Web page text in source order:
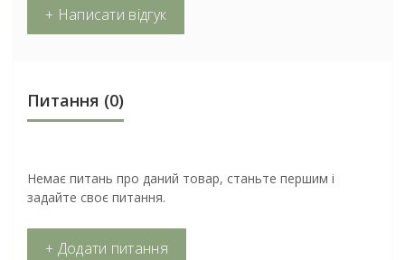
+ Написати відгук
Питання (0)
Немає питань про даний товар, станьте першим і
задайте своє питання.
+ Додати питання